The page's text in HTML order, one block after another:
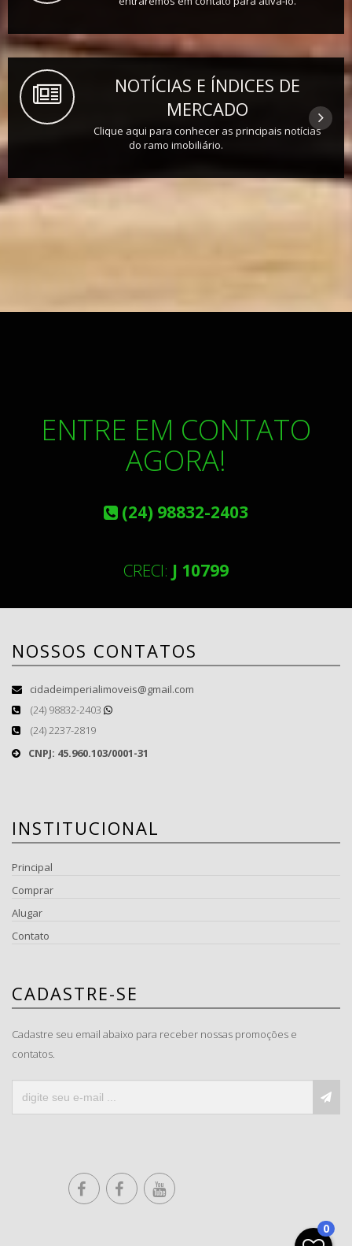
NOTÍCIAS E ÍNDICES DE
MERCADO
Clique aqui para conhecer as principais notícias
do ramo imobiliário.
ENTRE EM CONTATO
AGORA!
(24) 98832-2403
CRECI: J 10799
NOSSOS CONTATOS
cidadeimperialimoveis@gmail.com
(24) 98832-2403
(24) 2237-2819
CNPJ: 45.960.103/0001-31
INSTITUCIONAL
Principal
Comprar
Alugar
Contato
CADASTRE-SE
Cadastre seu email abaixo para receber nossas promoções e
contatos.
0